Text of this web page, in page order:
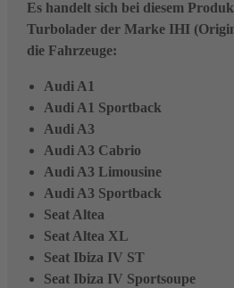
Es handelt sich bei diesem
Turbolader der Marke IHI
die Fahrzeuge:
Audi A1
Audi A1 Sportback
Audi A3
Audi A3 Cabrio
Audi A3 Limousine
Audi A3 Sportback
Seat Altea
Seat Altea XL
Seat Ibiza IV ST
Seat Ibiza IV Sportsoupe